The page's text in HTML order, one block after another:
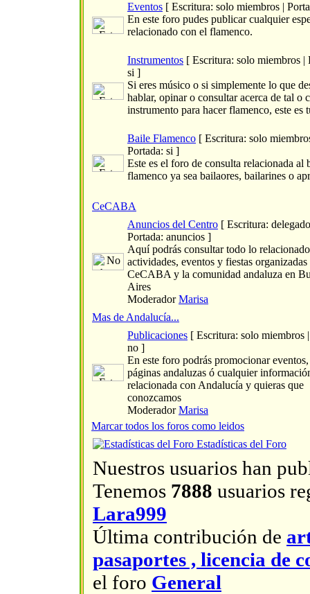
Eventos [ Escritura: solo miembros |
En este foro pudes publicar cualquier
relacionado con el flamenco.
Instrumentos [ Escritura: solo miembros |
si ]
Si eres músico o si simplemente lo que
hablar, opinar o consultar acerca de tal o
instrumento para hacer flamenco, este es
Baile Flamenco [ Escritura: solo
Portada: si ]
Este es el foro de consulta relacionada al
flamenco ya sea bailaores, bailarines o
CeCABA
Anuncios del Centro [ Escritura:
Portada: anuncios ]
Aquí podrás consultar todo lo
actividades, eventos y fiestas
CeCABA y la comunidad andaluza en
Aires
ModeradorMarisa
Mas de Andalucía...
Publicaciones [ Escritura: solo miembros
no ]
En este foro podrás promocionar eventos,
páginas andaluzas ó cualquier
relacionada con Andalucía y quieras que
conozcamos
ModeradorMarisa
Marcar todos los foros como leidos
Estadísticas del Foro
Nuestros usuarios han
Tenemos 7888 usuarios
Lara999
Última contribución de
pasaportes , licencia de
el foro General